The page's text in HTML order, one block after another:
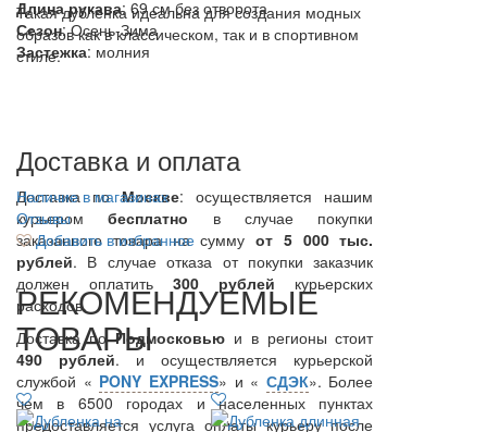
Такая дубленка идеальна для создания модных
образов как в классическом, так и в спортивном
стиле.
Длина рукава: 69 см без отворота
Сезон: Осень-Зима
Застежка: молния
Доставка и оплата
Доставка поМоскве: осуществляется нашим
курьеромбесплатно в случае покупки
заказанного товара на суммуот 5 000 тыс.
рублей. В случае отказа от покупки заказчик
должен оплатить300 рублей курьерских
расходов.
Доставка поПодмосковью и в регионы стоит
490 рублей. и осуществляется курьерской
службой « PONY EXPRESS» и « СДЭК». Более
чем в 6500 городах и населенных пунктах
предоставляется услуга оплаты курьеру после
Наличие в магазинах
Отзывы
Добавить в избранное
РЕКОМЕНДУЕМЫЕ
ТОВАРЫ